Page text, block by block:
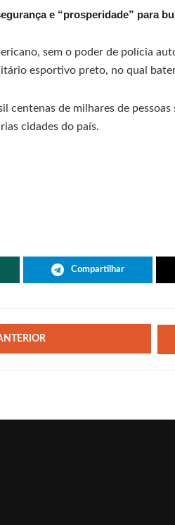
e “prosperidade” para
sem o poder de polícia
esportivo preto, no qual
centenas de milhares de
cidades do país.
Compartilhar